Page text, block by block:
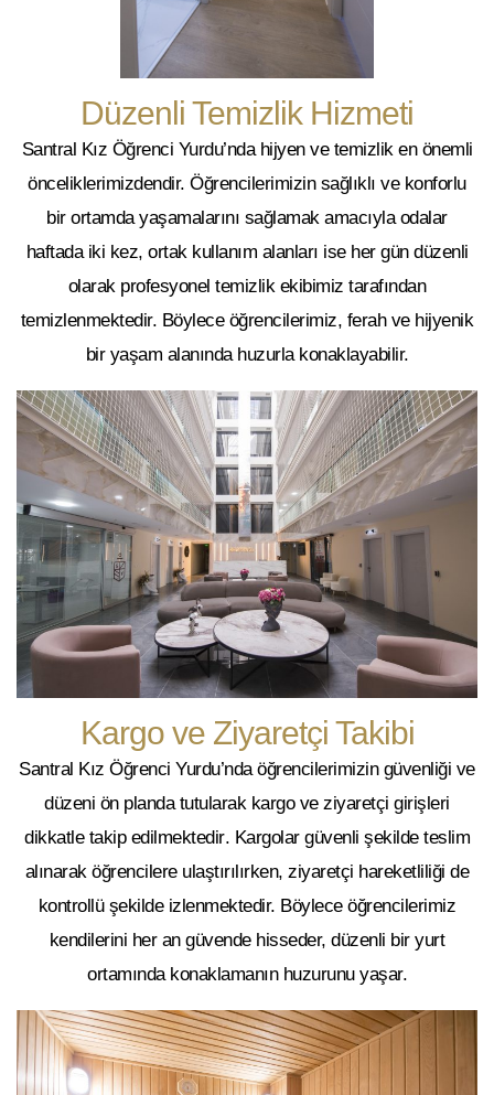
Düzenli Temizlik Hizmeti
Santral Kız Öğrenci Yurdu’nda hijyen ve temizlik en önemli
önceliklerimizdendir. Öğrencilerimizin sağlıklı ve konforlu
bir ortamda yaşamalarını sağlamak amacıylaodalar
haftada iki kez, ortak kullanım alanları ise her gündüzenli
olarak profesyonel temizlik ekibimiz tarafından
temizlenmektedir. Böylece öğrencilerimiz, ferah ve hijyenik
bir yaşam alanında huzurla konaklayabilir.
Kargo ve Ziyaretçi Takibi
Santral Kız Öğrenci Yurdu’nda öğrencilerimizin güvenliği ve
düzeni ön planda tutularak kargo ve ziyaretçi girişleri
dikkatle takip edilmektedir. Kargolar güvenli şekilde teslim
alınarak öğrencilere ulaştırılırken, ziyaretçi hareketliliği de
kontrollü şekilde izlenmektedir. Böylece öğrencilerimiz
kendilerini her an güvende hisseder, düzenli bir yurt
ortamında konaklamanın huzurunu yaşar.